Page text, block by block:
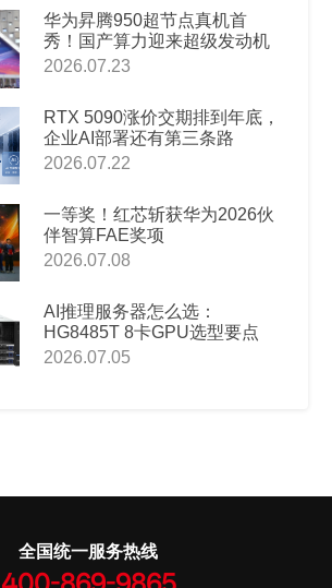
华为昇腾950超节点真机首
秀！国产算力迎来超级发动机
2026.07.23
RTX 5090涨价交期排到年底，
企业AI部署还有第三条路
2026.07.22
一等奖！红芯斩获华为2026伙
伴智算FAE奖项
2026.07.08
AI推理服务器怎么选：
HG8485T 8卡GPU选型要点
2026.07.05
全国统一服务热线